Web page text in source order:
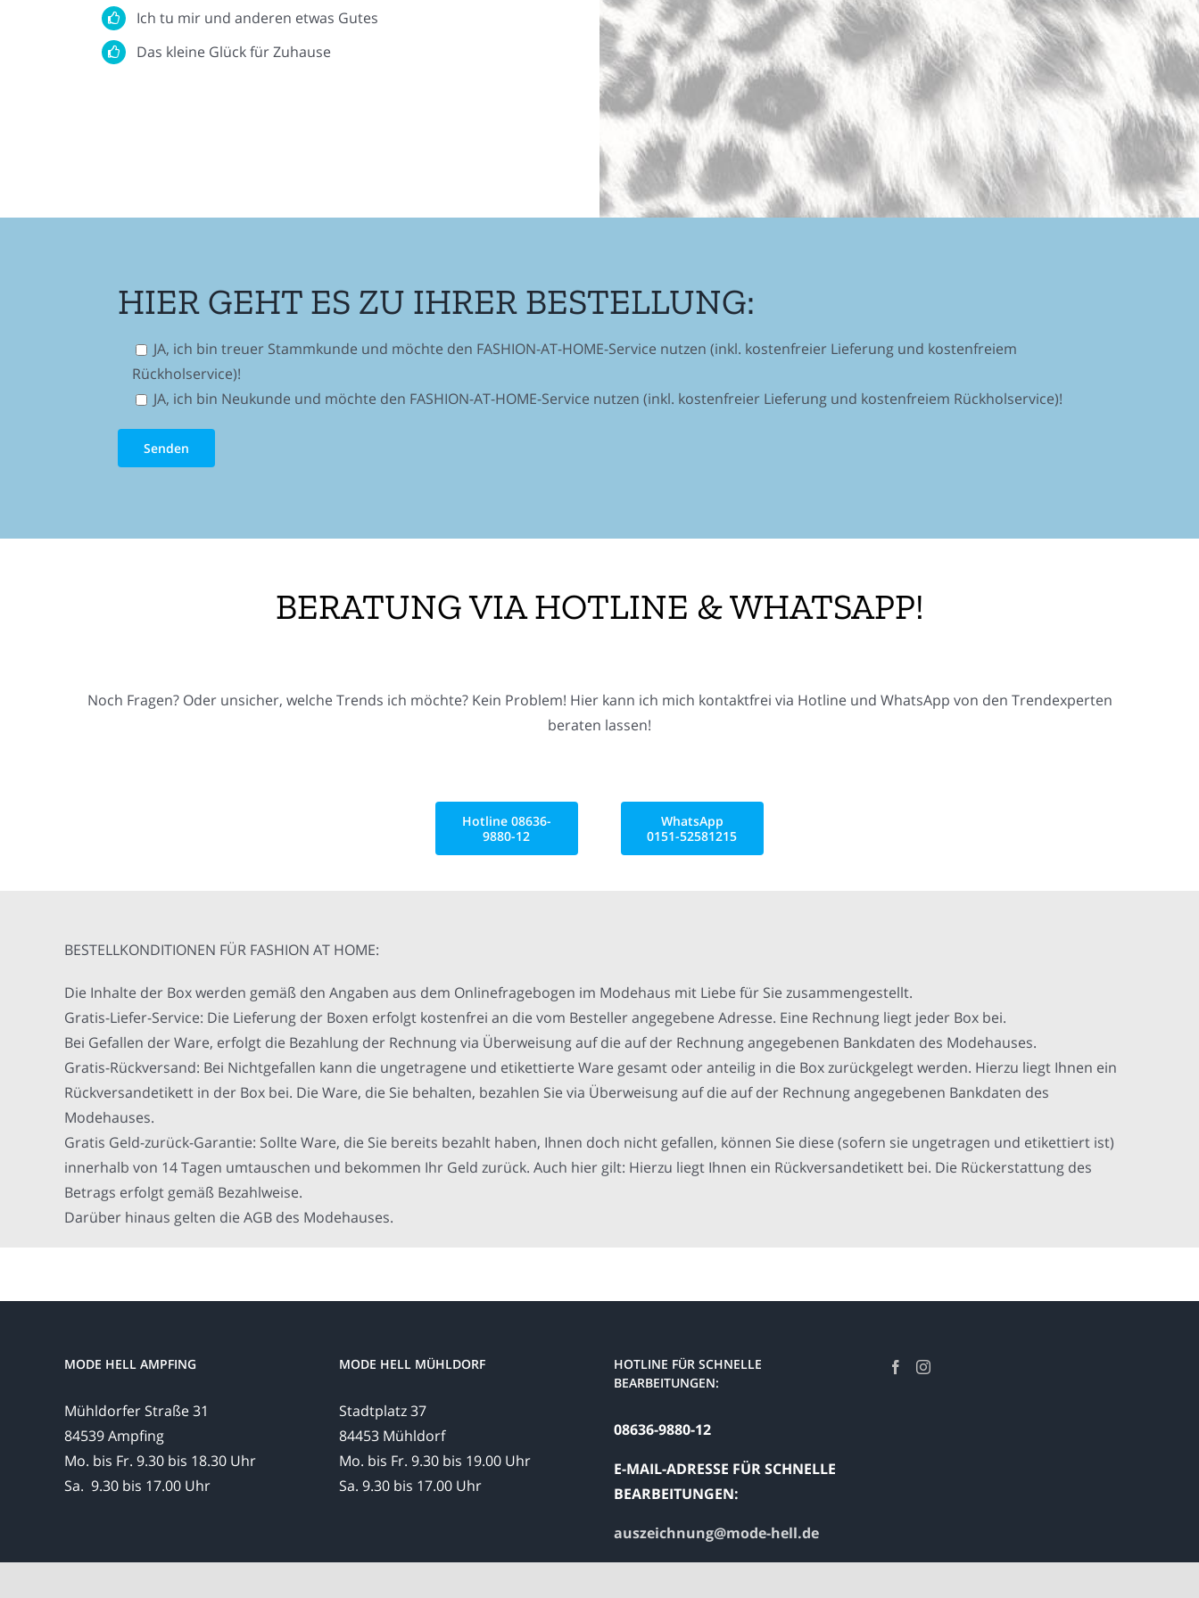
Ich tu mir und anderen etwas Gutes
Das kleine Glück für Zuhause
HIER GEHT ES ZU IHRER BESTELLUNG:
JA, ich bin treuer Stammkunde und möchte den FASHION-AT-HOME-Service nutzen (inkl. kostenfreier Lieferung und kostenfreiem
Rückholservice)!
JA, ich bin Neukunde und möchte den FASHION-AT-HOME-Service nutzen (inkl. kostenfreier Lieferung und kostenfreiem Rückholservice)!
BERATUNG VIA HOTLINE & WHATSAPP!
Noch Fragen? Oder unsicher, welche Trends ich möchte? Kein Problem! Hier kann ich mich kontaktfrei via Hotline und WhatsApp von den Trendexperten
beraten lassen!
Hotline 08636-
9880-12
WhatsApp
0151-52581215
BESTELLKONDITIONEN FÜR FASHION AT HOME:
Die Inhalte der Box werden gemäß den Angaben aus dem Onlinefragebogen im Modehaus mit Liebe für Sie zusammengestellt.
Gratis-Liefer-Service: Die Lieferung der Boxen erfolgt kostenfrei an die vom Besteller angegebene Adresse. Eine Rechnung liegt jeder Box bei.
Bei Gefallen der Ware, erfolgt die Bezahlung der Rechnung via Überweisung auf die auf der Rechnung angegebenen Bankdaten des Modehauses.
Gratis-Rückversand: Bei Nichtgefallen kann die ungetragene und etikettierte Ware gesamt oder anteilig in die Box zurückgelegt werden. Hierzu liegt Ihnen ein
Rückversandetikett in der Box bei. Die Ware, die Sie behalten, bezahlen Sie via Überweisung auf die auf der Rechnung angegebenen Bankdaten des
Modehauses.
Gratis Geld-zurück-Garantie: Sollte Ware, die Sie bereits bezahlt haben, Ihnen doch nicht gefallen, können Sie diese (sofern sie ungetragen und etikettiert ist)
innerhalb von 14 Tagen umtauschen und bekommen Ihr Geld zurück. Auch hier gilt: Hierzu liegt Ihnen ein Rückversandetikett bei. Die Rückerstattung des
Betrags erfolgt gemäß Bezahlweise.
Darüber hinaus gelten die AGB des Modehauses.
MODE HELL AMPFING
Mühldorfer Straße 31
84539 Ampfing
Mo. bis Fr. 9.30 bis 18.30 Uhr
Sa. 9.30 bis 17.00 Uhr
MODE HELL MÜHLDORF
Stadtplatz 37
84453 Mühldorf
Mo. bis Fr. 9.30 bis 19.00 Uhr
Sa. 9.30 bis 17.00 Uhr
HOTLINE FÜR SCHNELLE
BEARBEITUNGEN:
08636-9880-12
E-MAIL-ADRESSE FÜR SCHNELLE
BEARBEITUNGEN:
auszeichnung@mode-hell.de